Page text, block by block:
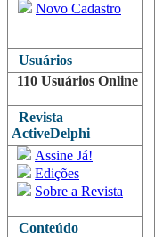
Novo Cadastro
Usuários
110 Usuários Online
Revista
ActiveDelphi
Assine Já!
Edições
Sobre a Revista
Conteúdo